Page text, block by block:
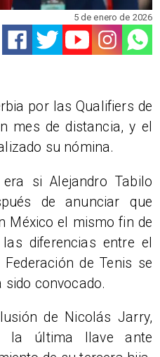
5 de enero de 2026
por las Qualifiers de
mes de distancia, y el
su nómina.
si Alejandro Tabilo
de anunciar que
México el mismo fin de
diferencias entre el
de Tenis se
sido convocado.
de Nicolás Jarry,
la última llave ante